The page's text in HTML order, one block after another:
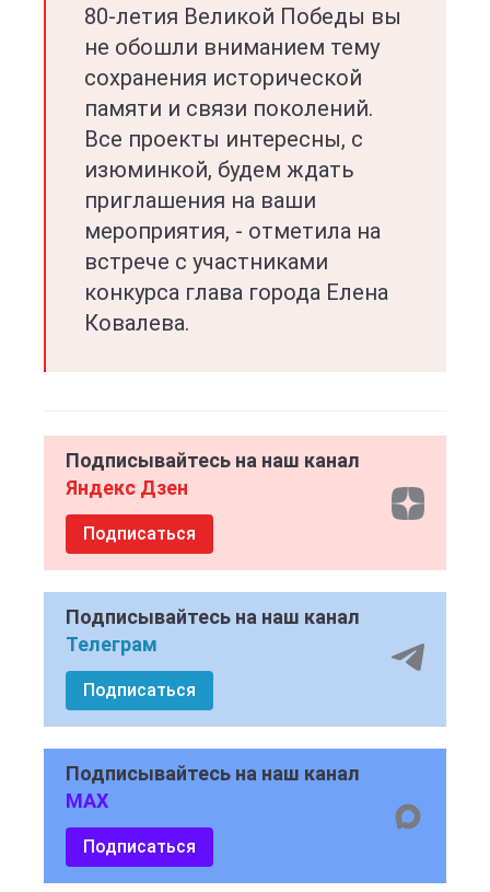
80-летия Великой Победы вы
не обошли вниманием тему
сохранения исторической
памяти и связи поколений.
Все проекты интересны, с
изюминкой, будем ждать
приглашения на ваши
мероприятия, - отметила на
встрече с участниками
конкурса глава города Елена
Ковалева.
Подписывайтесь на наш канал
Яндекс Дзен
Подписаться
Подписывайтесь на наш канал
Телеграм
Подписаться
Подписывайтесь на наш канал
MAX
Подписаться